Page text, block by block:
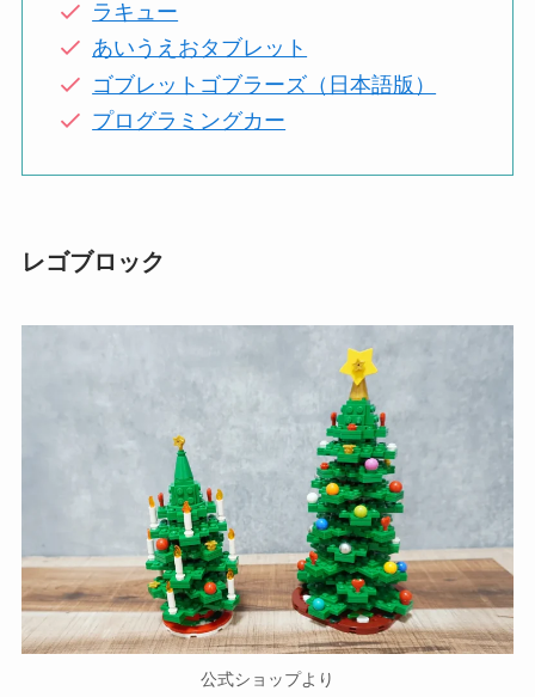
ラキュー
あいうえおタブレット
ゴブレットゴブラーズ（日本語版）
プログラミングカー
レゴブロック
公式ショップより